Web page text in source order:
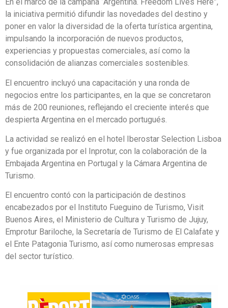
En el marco de la campaña “Argentina. Freedom Lives Here”,
la iniciativa permitió difundir las novedades del destino y
poner en valor la diversidad de la oferta turística argentina,
impulsando la incorporación de nuevos productos,
experiencias y propuestas comerciales, así como la
consolidación de alianzas comerciales sostenibles.
El encuentro incluyó una capacitación y una ronda de
negocios entre los participantes, en la que se concretaron
más de 200 reuniones, reflejando el creciente interés que
despierta Argentina en el mercado portugués.
La actividad se realizó en el hotel Iberostar Selection Lisboa
y fue organizada por el Inprotur, con la colaboración de la
Embajada Argentina en Portugal y la Cámara Argentina de
Turismo.
El encuentro contó con la participación de destinos
encabezados por el Instituto Fueguino de Turismo, Visit
Buenos Aires, el Ministerio de Cultura y Turismo de Jujuy,
Emprotur Bariloche, la Secretaría de Turismo de El Calafate y
el Ente Patagonia Turismo, así como numerosas empresas
del sector turístico.